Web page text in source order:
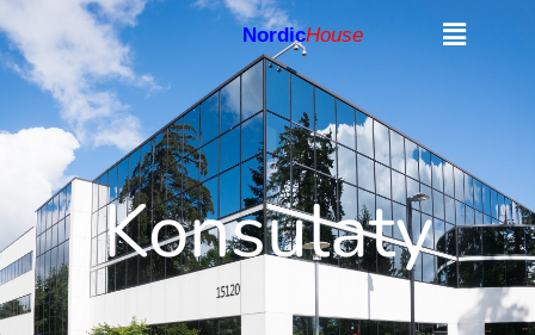
NordicHouse
Konsulaty